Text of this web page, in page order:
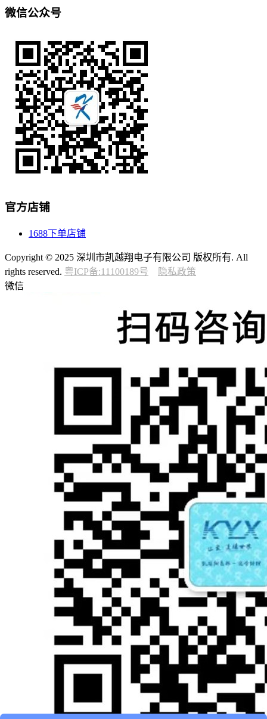
微信公众号
官方店铺
1688下单店铺
Copyright © 2025 深圳市凯越翔电子有限公司 版权所有. All
rights reserved. 粤ICP备:11100189号
隐私政策
微信